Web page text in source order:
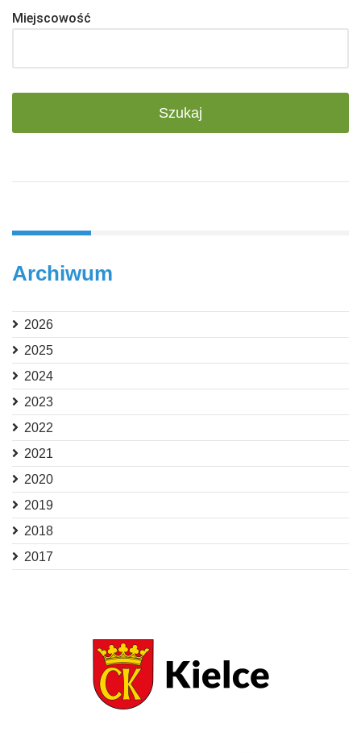
Miejscowość
Archiwum
2026
2025
2024
2023
2022
2021
2020
2019
2018
2017